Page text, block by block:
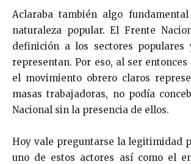
Aclaraba también algo
naturaleza popular. El Frente
definición a los sectores
representan. Por eso, al ser
el movimiento obrero claros
masas trabajadoras, no podía
Nacional sin la presencia de ellos.
Hoy vale preguntarse la legitimidad
uno de estos actores así como el